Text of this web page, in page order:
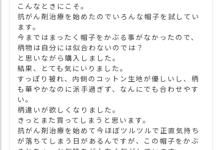
・多少実際のカラーと異なる場合がござい
ます。ご不安な事などございましたらお気
関連商品
他の人気ビックワッチは
他の人気ニット帽は
カラー
【カラー バリエーション】
・パープル 紫色 PURPLE
・フラワーグレー 灰色 FLOWER GRAY
・ベージュフラワー 薄茶色 BEIGE
・エスニックイエロー 黄色 YELLOW
・ツリーブルー 青色 TREE BLUE
こんなときにこそ。
抗がん剤治療を始めたのでいろんな帽子を試してい
ます。
今まではまったく帽子をかぶる事がなかったので、
柄物は自分には似合わないのでは？
と思いながら購入しました。
結果、とても気にいりました。
すっぽり被れ、内側のコットン生地が優しいし、柄
も華やかなのに派手過ぎず、なんにでも合わせやす
い。
柄違いが欲しくなりました。
きっとまた買ってしまうと思います。
抗がん剤治療を始めて今ほぼツルツルで正直気持ち
が落ちてしまう日があるんですが、この帽子をかぶ